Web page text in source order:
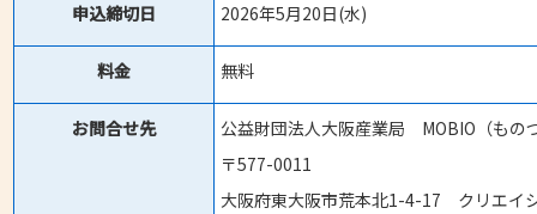
申込締切日 2026年5月20日(水)
料金 無料
お問合せ先
公益財団法人大阪産業局 MOBIO（もの
〒577-0011
大阪府東大阪市荒本北1-4-17 クリエイ